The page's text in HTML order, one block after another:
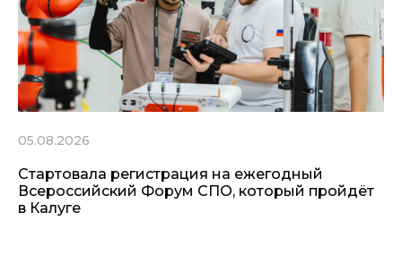
05.08.2026
Стартовала регистрация на ежегодный
Всероссийский Форум СПО, который пройдёт
в Калуге